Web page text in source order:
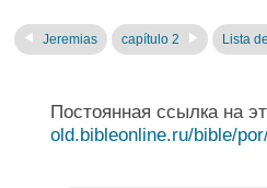
Jeremias capítulo 2 Lista
Постоянная ссылка на
old.bibleonline.ru/bible/